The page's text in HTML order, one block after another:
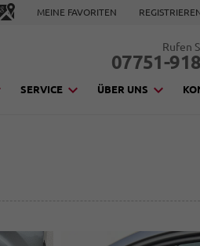
MEINE FAVORITEN
Rufen
07751-
SERVICE ÜBER UNS